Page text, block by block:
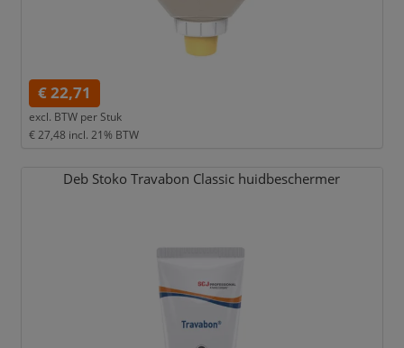
€ 22,71
excl. BTW per Stuk
€ 27,48 incl. 21% BTW
Deb Stoko Travabon Classic huidbeschermer